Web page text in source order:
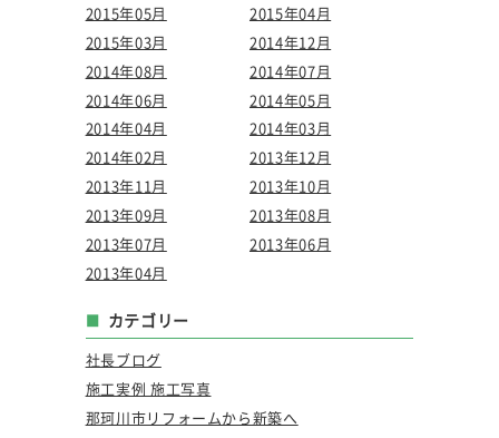
2015年05月
2015年04月
2015年03月
2014年12月
2014年08月
2014年07月
2014年06月
2014年05月
2014年04月
2014年03月
2014年02月
2013年12月
2013年11月
2013年10月
2013年09月
2013年08月
2013年07月
2013年06月
2013年04月
カテゴリー
社長ブログ
施工実例 施工写真
那珂川市リフォームから新築へ